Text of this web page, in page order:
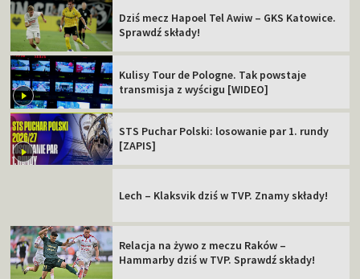
Dziś mecz Hapoel Tel Awiw – GKS Katowice.
Sprawdź składy!
Kulisy Tour de Pologne. Tak powstaje
transmisja z wyścigu [WIDEO]
STS Puchar Polski: losowanie par 1. rundy
[ZAPIS]
Lech – Klaksvik dziś w TVP. Znamy składy!
Relacja na żywo z meczu Raków –
Hammarby dziś w TVP. Sprawdź składy!